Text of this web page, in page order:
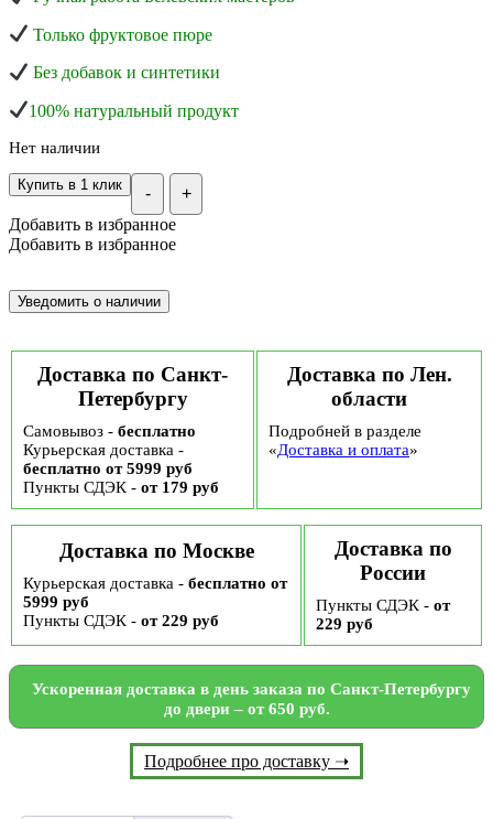
Только фруктовое пюре
Без добавок и синтетики
100% натуральный продукт
Нет наличии
- +
Купить в 1 клик
Добавить в избранное
Добавить в избранное
Доставка по Санкт-
Петербургу
Самовывоз - бесплатно
Курьерская доставка -
бесплатно от 5999 руб
Пункты СДЭК - от 179 руб
Доставка по Лен.
области
Подробней в разделе
«Доставка и оплата»
Доставка по Москве
Курьерская доставка - бесплатно от
5999 руб
Пункты СДЭК - от 229 руб
Доставка по
России
Пункты СДЭК - от
229 руб
Ускоренная доставка в день заказа по Санкт-Петербургу
до двери – от 650 руб.
Подробнее про доставку ➝